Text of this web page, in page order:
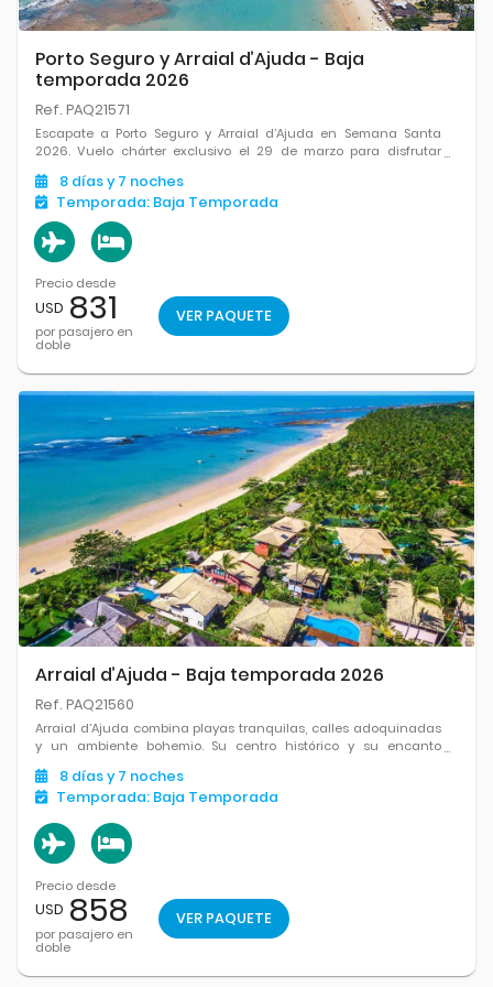
Porto Seguro y Arraial d’Ajuda - Baja
temporada 2026
Ref. PAQ21571
Escapate a Porto Seguro y Arraial d’Ajuda en Semana Santa
2026. Vuelo chárter exclusivo el 29 de marzo para disfrutar
8 díasy 7 noches
Temporada: Baja Temporada
Precio desde
USD 831
por pasajero en
doble
VER PAQUETE
Arraial d’Ajuda - Baja temporada 2026
Ref. PAQ21560
Arraial d’Ajuda combina playas tranquilas, calles adoquinadas
y un ambiente bohemio. Su centro histórico y su encanto
8 díasy 7 noches
Temporada: Baja Temporada
Precio desde
USD 858
por pasajero en
doble
VER PAQUETE